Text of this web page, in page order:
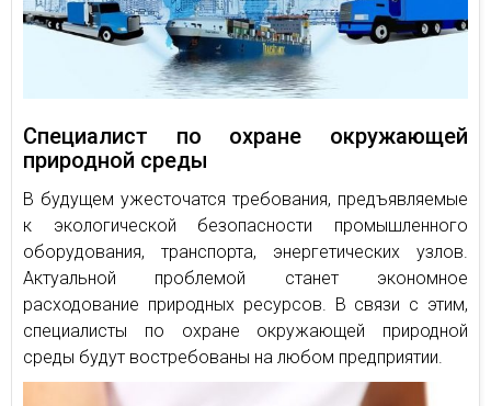
Специалист по охране окружающей
природной среды
В будущем ужесточатся требования, предъявляемые
к экологической безопасности промышленного
оборудования, транспорта, энергетических узлов.
Актуальной проблемой станет экономное
расходование природных ресурсов. В связи с этим,
специалисты по охране окружающей природной
среды будут востребованы на любом предприятии.